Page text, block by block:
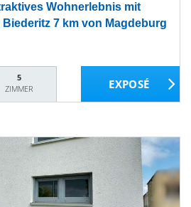
Wohnerlebnis mit
7 km von Magdeburg
5
ZIMMER